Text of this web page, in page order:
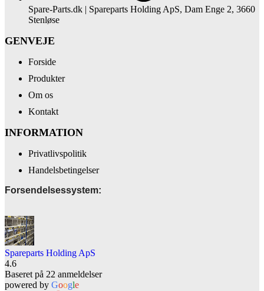
Spare-Parts.dk | Spareparts Holding ApS, Dam Enge 2, 3660
Stenløse
GENVEJE
Forside
Produkter
Om os
Kontakt
INFORMATION
Privatlivspolitik
Handelsbetingelser
Forsendelsessystem:
Spareparts Holding ApS
4.6
Baseret på 22 anmeldelser
powered by Google